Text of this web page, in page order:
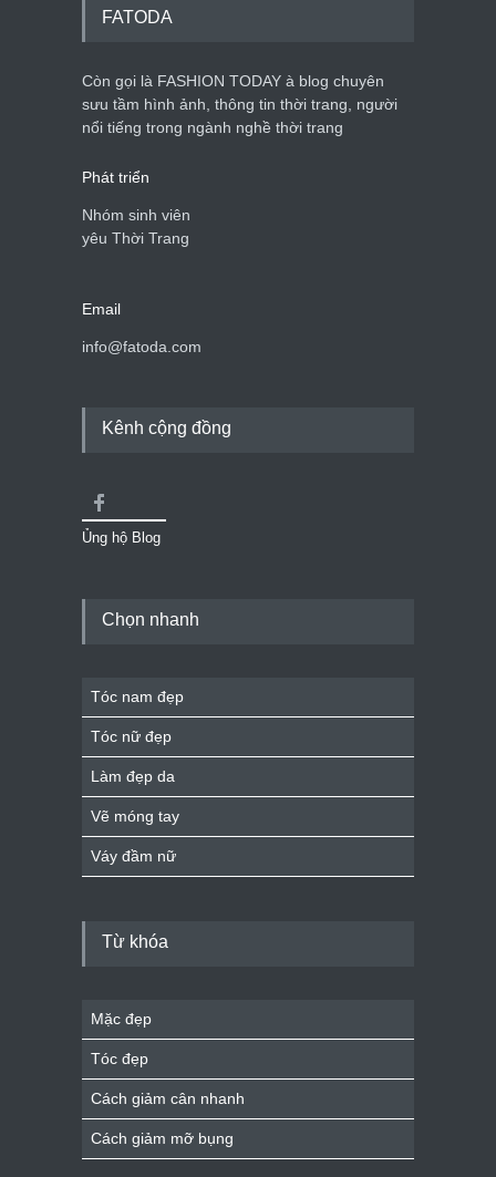
FATODA
Còn gọi là FASHION TODAY à blog chuyên
sưu tầm hình ảnh, thông tin thời trang, người
nổi tiếng trong ngành nghề thời trang
Phát triển
Nhóm sinh viên
yêu Thời Trang
Email
info@fatoda.com
Kênh cộng đồng
Ủng hộ Blog
Chọn nhanh
Tóc nam đẹp
Tóc nữ đẹp
Làm đẹp da
Vẽ móng tay
Váy đầm nữ
Từ khóa
Mặc đẹp
Tóc đẹp
Cách giảm cân nhanh
Cách giảm mỡ bụng